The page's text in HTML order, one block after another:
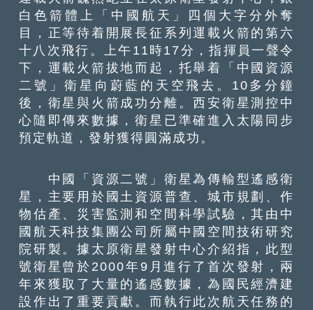
白色箭體上「中國航天」四個大字分外奪
目，正等待着開展長征系列運載火箭的第六
十八次飛行。上午11時17分，指揮員一聲令
下，運載火箭拔地而起，托舉着「中國資源
二號」衛星向蔚藍的天空飛去。10多分鐘
後，衛星與火箭成功分離。西安衛星測控中
心隨即傳來數據，衛星已準確進入太陽同步
預定軌道，發射獲得圓滿成功。
中國「資源二號」衛星為傳輸型遙感衛
星，主要用於國土資源普查、城市規劃、作
物估產、災害監測和空間科學試驗，其由中
國航天科技集團公司所屬中國空間技術研究
院研製。據太原衛星發射中心介紹指，此型
號衛星曾於2000年9月進行了首次發射，兩
年來獲取了大量的遙感數據，為國民經濟建
設作出了重要貢獻。而執行此次航天任務的